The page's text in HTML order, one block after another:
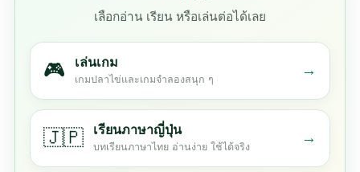
เลือกอ่าน เรียน หรือเล่นต่อได้เลย
🎮 เล่นเกม
เกมปลาไข่และเกมจำลองสนุก ๆ
→
🇯🇵 เรียนภาษาญี่ปุ่น
บทเรียนภาษาไทย อ่านง่าย ใช้ได้จริง
→